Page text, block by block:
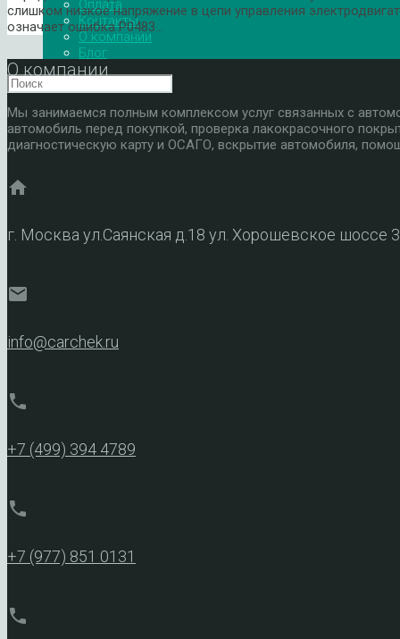
Оплата
Контакты
О компании
Блог
слишком низкое напряжение в цепи управления
означает ошибка P0483…
О компании
Мы занимаемся полным комплексом услуг связанных с
автомобиль перед покупкой, проверка лакокрасочного
диагностическую карту и ОСАГО, вскрытие автомобиля,
home
г. Москва ул.Саянская д.18 ул. Хорошевское шоссе
mail
info@carchek.ru
phone
+7 (499) 394 4789
phone
+7 (977) 851 0131
phone